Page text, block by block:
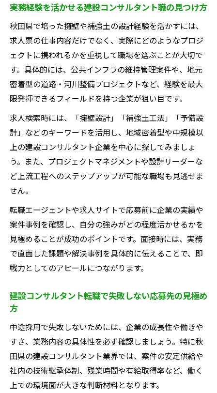
実務経験を活かせる建設コンサルタント職の見つけ方
秋田県で培った擁壁や補強土の設計経験を活かすには、
求人票の仕事内容だけでなく、実際にどのようなプロジ
ェクトに携われるかを重視して職場を選ぶことが大切で
す。具体的には、公共インフラの維持管理案件や、地元
密着型の道路・河川整備プロジェクトなど、経験を最大
限発揮できるフィールドを持つ企業が狙い目です。
求人検索時には、「擁壁設計」「補強土工法」「予備設
計」などのキーワードを活用し、地域密着型や中規模以
上の建設コンサルタント企業を中心に探してみましょ
う。また、プロジェクトマネジメントや設計リーダーな
ど上流工程へのステップアップが可能な職場も見逃せま
せん。
転職エージェントや求人サイトで応募前に企業の実績や
案件事例を確認し、自分の強みがどの程度活かせるかを
見極めることが成功のポイントです。面接時には、実務
で直面した課題や解決事例を具体的に伝えることで、即
戦力としてのアピールにつながります。
建設コンサルタント転職で失敗しない応募先の見極め
方
中途採用で失敗しないためには、企業の成長性や働きや
すさ、業務内容の具体性を必ず確認しましょう。特に秋
田県の建設コンサルタント業界では、案件の安定供給や
社内の技術継承体制、残業時間や有給取得率など、働く
上での環境面が大きな判断材料となります。